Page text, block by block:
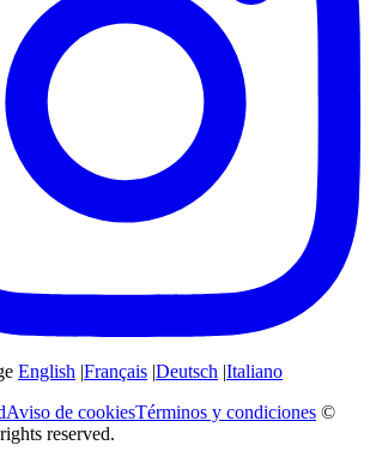
English |Français |Deutsch |Italiano
Aviso de cookiesTérminos y condiciones ©
reserved.